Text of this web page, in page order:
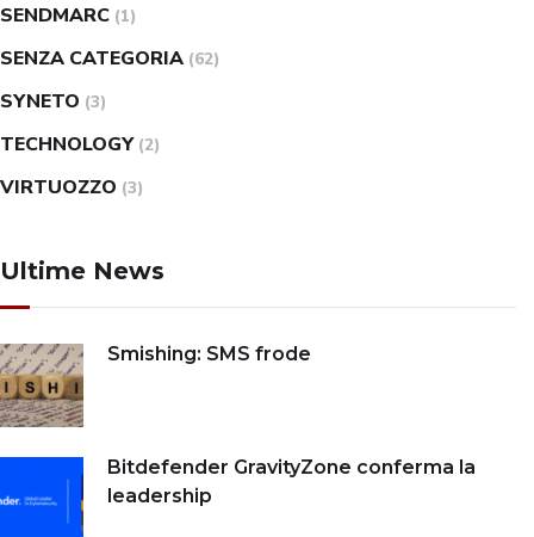
SENDMARC (1)
SENZA CATEGORIA (62)
SYNETO (3)
TECHNOLOGY (2)
VIRTUOZZO (3)
Ultime News
Smishing: SMS frode
Bitdefender GravityZone conferma la
leadership